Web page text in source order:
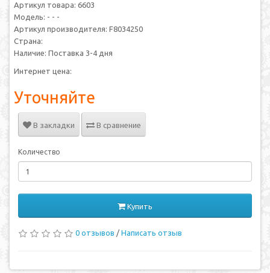
Артикул товара: 6603
Модель: - - -
Артикул производителя: F8034250
Страна:
Наличие: Поставка 3-4 дня
Интернет цена:
Уточняйте
В закладки В сравнение
Количество
Купить
0 отзывов / Написать отзыв